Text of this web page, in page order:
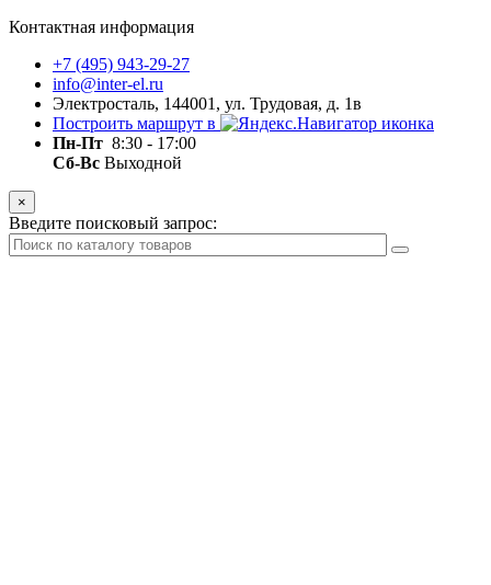
Контактная информация
+7 (495) 943-29-27
info@inter-el.ru
Электросталь, 144001, ул. Трудовая, д. 1в
Построить маршрут в
Пн-Пт 8:30 - 17:00
Сб-Вс Выходной
×
Введите поисковый запрос: